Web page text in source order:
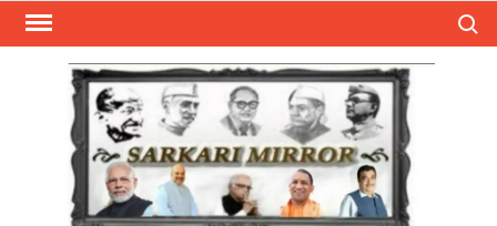
Skip